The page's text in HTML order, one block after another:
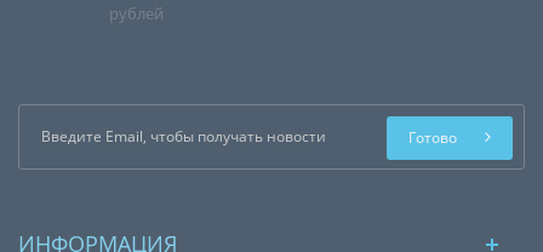
рублей
Готово
ИНФОРМАЦИЯ